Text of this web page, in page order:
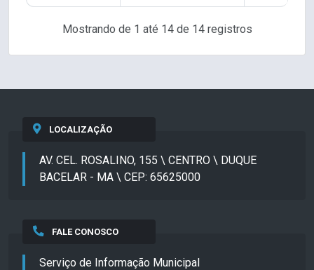
Mostrando de 1 até 14 de 14 registros
LOCALIZAÇÃO
AV. CEL. ROSALINO, 155 \ CENTRO \ DUQUE
BACELAR - MA \ CEP: 65625000
FALE CONOSCO
Serviço de Informação Municipal